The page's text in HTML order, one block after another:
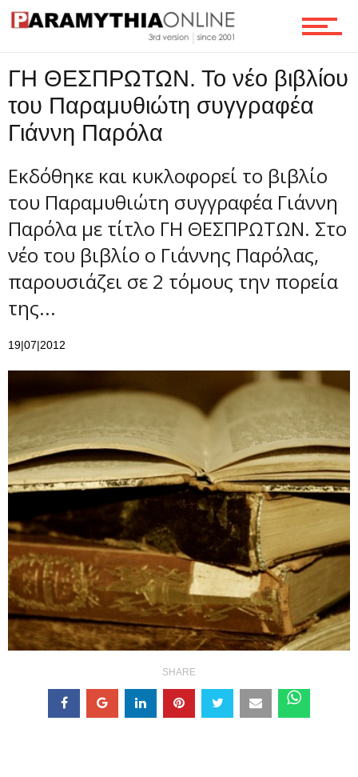
Ροή
Επικοινωνία
ΓΗ ΘΕΣΠΡΩΤΩΝ. Το νέο βιβλίου
του Παραμυθιώτη συγγραφέα
Γιάννη Παρόλα
Εκδόθηκε και κυκλοφορεί το βιβλίο
του Παραμυθιώτη συγγραφέα Γιάννη
Παρόλα με τίτλο ΓΗ ΘΕΣΠΡΩΤΩΝ. Στο
νέο του βιβλίο ο Γιάννης Παρόλας,
παρουσιάζει σε 2 τόμους την πορεία
της...
19|07|2012
SHARE